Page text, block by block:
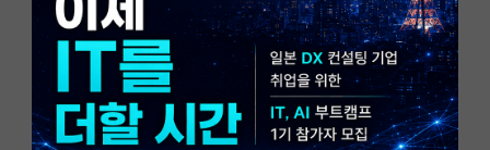
커뮤니티 홈
전체글보기
베스트 게시판